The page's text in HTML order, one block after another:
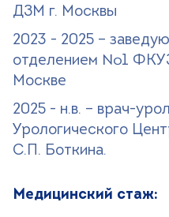
ДЗМ г. Москвы
2023 - 2025 –
отделением №1
Москве
2025 - н.в. – врач-
Урологического
С.П. Боткина.
Медицинский стаж: